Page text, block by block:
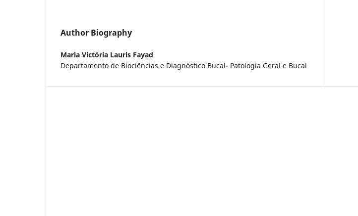
Author Biography
Maria Victória Lauris Fayad
Departamento de Biociências e Diagnóstico Bucal- Patologia Geral e Bucal